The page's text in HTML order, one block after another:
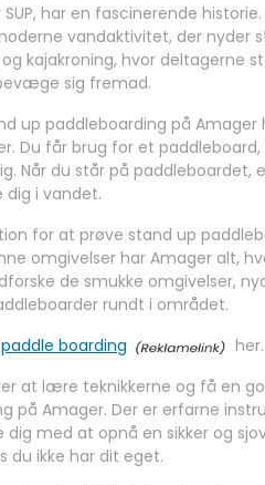
har en fascinerende
vandaktivitet, der nyder
kajakroning, hvor deltagerne
sig fremad.
up paddleboarding på
Du får brug for et paddleboard,
Når du står på
i vandet.
for at prøve stand up
omgivelser har Amager alt,
de smukke omgivelser,
rundt i området.
paddle boarding
her.
at lære teknikkerne og få en
på Amager. Der er erfarne
med at opnå en sikker og
du ikke har dit eget.